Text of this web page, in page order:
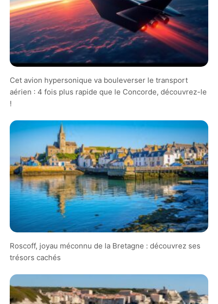
Cet avion hypersonique va bouleverser le transport
aérien : 4 fois plus rapide que le Concorde, découvrez-le
!
Roscoff, joyau méconnu de la Bretagne : découvrez ses
trésors cachés